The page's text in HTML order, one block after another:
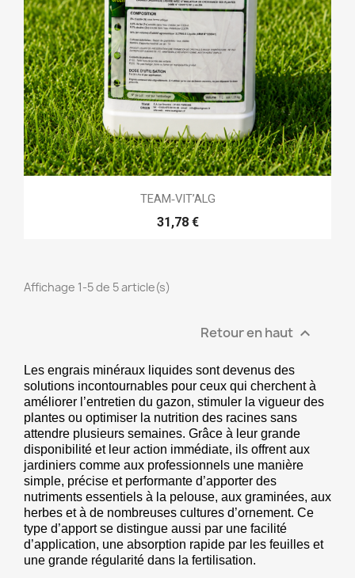
TEAM‑VIT’ALG
31,78 €
Affichage 1-5 de 5 article(s)
Retour en haut 
Les engrais minéraux liquides sont devenus des
solutions incontournables pour ceux qui cherchent à
améliorer l’entretien du gazon, stimuler la vigueur des
plantes ou optimiser la nutrition des racines sans
attendre plusieurs semaines. Grâce à leur grande
disponibilité et leur action immédiate, ils offrent aux
jardiniers comme aux professionnels une manière
simple, précise et performante d’apporter des
nutriments essentiels à la pelouse, aux graminées, aux
herbes et à de nombreuses cultures d’ornement. Ce
type d’apport se distingue aussi par une facilité
d’application, une absorption rapide par les feuilles et
une grande régularité dans la fertilisation.